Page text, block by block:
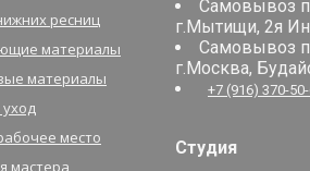
ресниц
материалы
материалы
место
мастера
Самовывоз
г.Мытищи, 2я
Самовывоз
г.Москва,
+7 (916) 370-
Студия